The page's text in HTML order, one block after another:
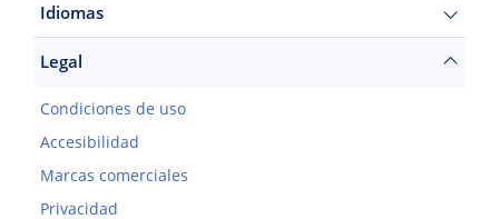
Idiomas
Legal
Condiciones de uso
Accesibilidad
Marcas comerciales
Privacidad